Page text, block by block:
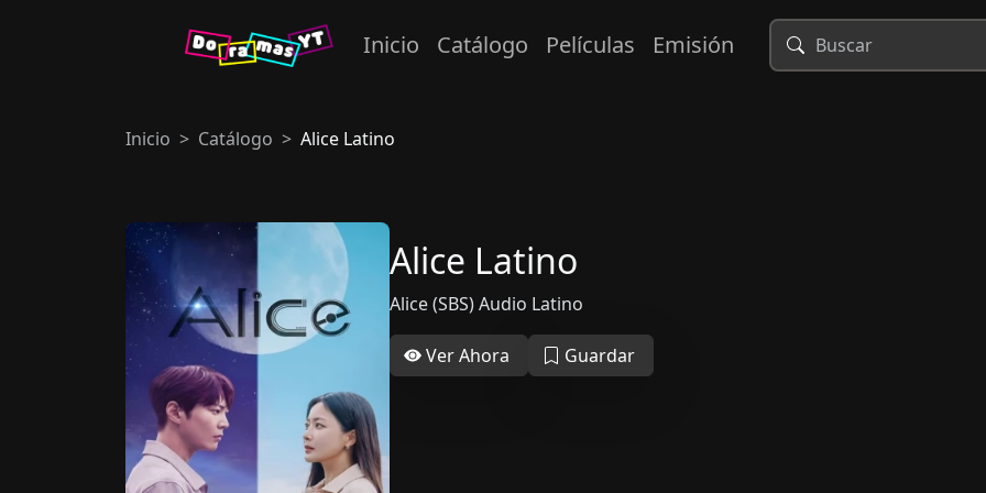
Inicio Catálogo Películas Emisión
Inicio Catálogo Alice Latino
Alice Latino
Alice (SBS) Audio Latino
Ver Ahora Guardar